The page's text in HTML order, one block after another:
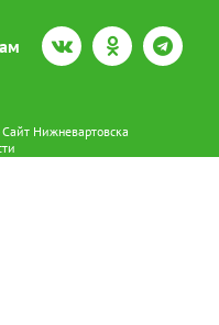
Нижневартовска